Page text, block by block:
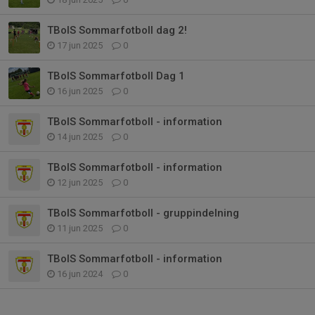
TBoIS Sommarfotboll dag 2!
17 jun 2025 0
TBoIS Sommarfotboll Dag 1
16 jun 2025 0
TBoIS Sommarfotboll - information
14 jun 2025 0
TBoIS Sommarfotboll - information
12 jun 2025 0
TBoIS Sommarfotboll - gruppindelning
11 jun 2025 0
TBoIS Sommarfotboll - information
16 jun 2024 0